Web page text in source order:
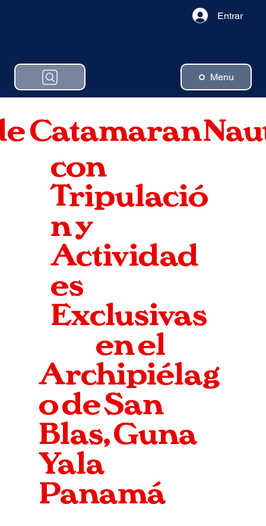
Menu
Entrar
Catamaran
con
Tripulació
n y
Actividad
es
Exclusivas
en el
Archipiélag
o de San
Blas, Guna
Yala
Panamá